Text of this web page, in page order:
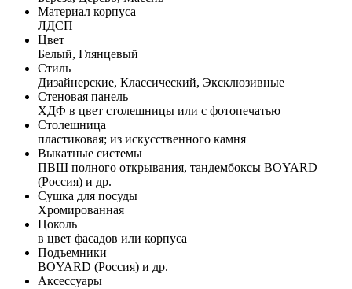
Материал корпуса
ЛДСП
Цвет
Белый, Глянцевый
Стиль
Дизайнерские, Классический, Эксклюзивные
Стеновая панель
ХДФ в цвет столешницы или с фотопечатью
Столешница
пластиковая; из искусственного камня
Выкатные системы
ПВШ полного открывания, тандембоксы BOYARD
(Россия) и др.
Сушка для посуды
Хромированная
Цоколь
в цвет фасадов или корпуса
Подъемники
BOYARD (Россия) и др.
Аксессуары